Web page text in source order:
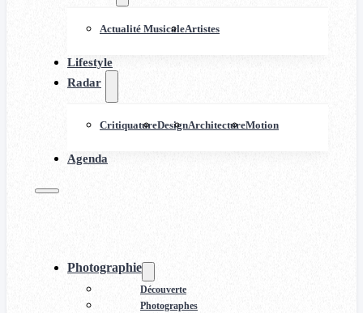
Actualité MusicaleArtistes
Lifestyle
Radar
CritiquatureDesignArchitectureMotion
Agenda
Photographie
Découverte
Photographes